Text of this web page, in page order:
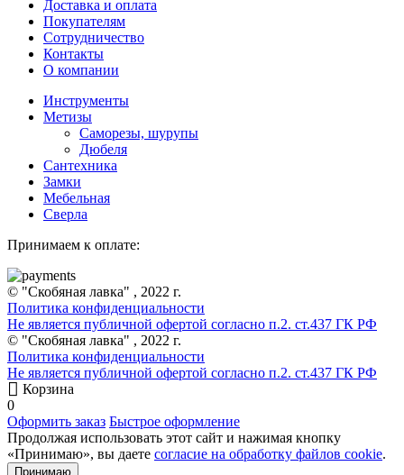
Доставка и оплата
Покупателям
Сотрудничество
Контакты
О компании
Инструменты
Метизы
Саморезы, шурупы
Дюбеля
Сантехника
Замки
Мебельная
Сверла
Принимаем к оплате:
© "Скобяная лавка" , 2022 г.
Политика конфиденциальности
Не является публичной офертой согласно п.2. ст.437 ГК РФ
© "Скобяная лавка" , 2022 г.
Политика конфиденциальности
Не является публичной офертой согласно п.2. ст.437 ГК РФ
Корзина
0
Оформить заказ Быстрое оформление
Продолжая использовать этот сайт и нажимая кнопку
«Принимаю», вы даете согласие на обработку файлов cookie.
Принимаю